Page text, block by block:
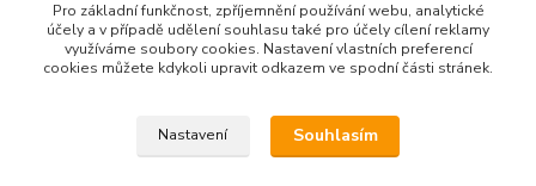
Pro základní funkčnost, zpříjemnění používání webu, analytické
účely a v případě udělení souhlasu také pro účely cílení reklamy
využíváme soubory cookies. Nastavení vlastních preferencí
cookies můžete kdykoli upravit odkazem ve spodní části stránek.
Nastavení Souhlasím